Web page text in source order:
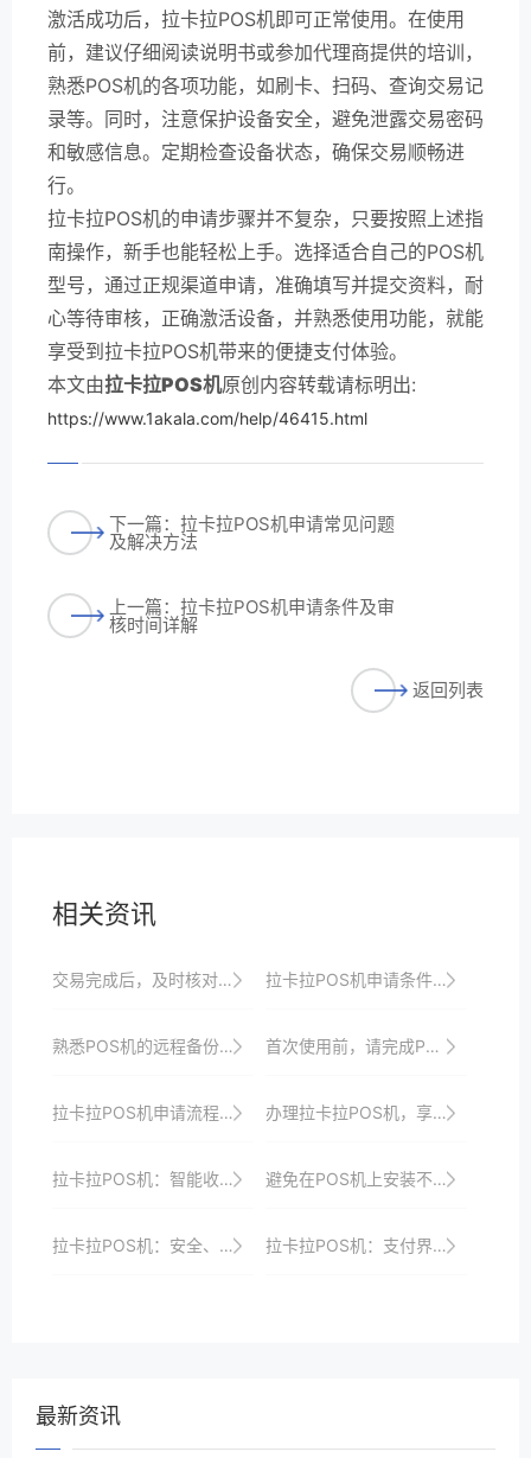
激活成功后，拉卡拉POS机即可正常使用。在使用
前，建议仔细阅读说明书或参加代理商提供的培训，
熟悉POS机的各项功能，如刷卡、扫码、查询交易记
录等。同时，注意保护设备安全，避免泄露交易密码
和敏感信息。定期检查设备状态，确保交易顺畅进
行。
拉卡拉POS机的申请步骤并不复杂，只要按照上述指
南操作，新手也能轻松上手。选择适合自己的POS机
型号，通过正规渠道申请，准确填写并提交资料，耐
心等待审核，正确激活设备，并熟悉使用功能，就能
享受到拉卡拉POS机带来的便捷支付体验。
本文由拉卡拉POS机原创内容转载请标明出:
https://www.1akala.com/help/46415.html
下一篇：拉卡拉POS机申请常见问题
及解决方法
上一篇：拉卡拉POS机申请条件及审
核时间详解
返回列表
相关资讯
交易完成后，及时核对交易记录，确保无误。 拉卡拉POS机申请条件：个体户如何快速通过？
熟悉POS机的远程备份功能，以防数据丢失。 首次使用前，请完成POS机的初始化设置。
拉卡拉POS机申请流程：从提交到激活全攻略 办理拉卡拉POS机，享受专业高效的收银服务、优惠政策、全方位安全保障与一站式解决方案支持
拉卡拉POS机：智能收银，简化工作流程 避免在POS机上安装不必要的插件或扩展。
拉卡拉POS机：安全、快捷的支付新选择 拉卡拉POS机：支付界的“智能先锋”，引领行业发展
最新资讯